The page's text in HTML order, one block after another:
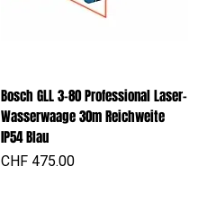
Bosch GLL 3-80 Professional Laser-
Wasserwaage 30m Reichweite
IP54 Blau
Preis
CHF 475.00